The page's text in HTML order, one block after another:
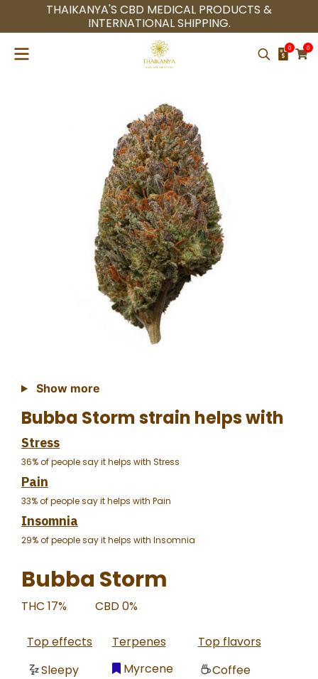
THAIKANYA'S CBD MEDICAL PRODUCTS &
INTERNATIONAL SHIPPING.
0 0
Show more
Bubba Storm strain helps with
Stress
36% of people say it helps with Stress
Pain
33% of people say it helps with Pain
Insomnia
29% of people say it helps with Insomnia
Bubba Storm
THC 17% CBD 0%
Top effects Terpenes
Top flavors
Sleepy
Myrcene
Coffee